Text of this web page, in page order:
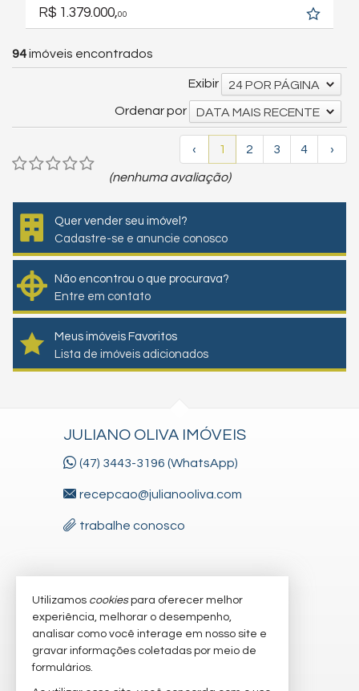
R$ 1.379.000,00
94imóveis encontrados
Exibir
24 POR PÁGINA
Ordenar por
DATA MAIS RECENTE
‹ 1 2 3 4 ›
(nenhuma avaliação)
Quer vender seu imóvel?
Cadastre-se e anuncie conosco
Não encontrou o que procurava?
Entre em contato
Meus imóveis Favoritos
Lista de imóveis adicionados
JULIANO OLIVA IMÓVEIS
(47) 3443-3196 (WhatsApp)
recepcao@julianooliva.com
trabalhe conosco
VEJA MAIS
receba nosso newsletter
cadastre seu imóvel
imóveis favoritos
Utilizamos cookiespara oferecer melhor
experiência, melhorar o desempenho,
analisar como você interage em nosso site e
gravar informações coletadas por meio de
formulários.